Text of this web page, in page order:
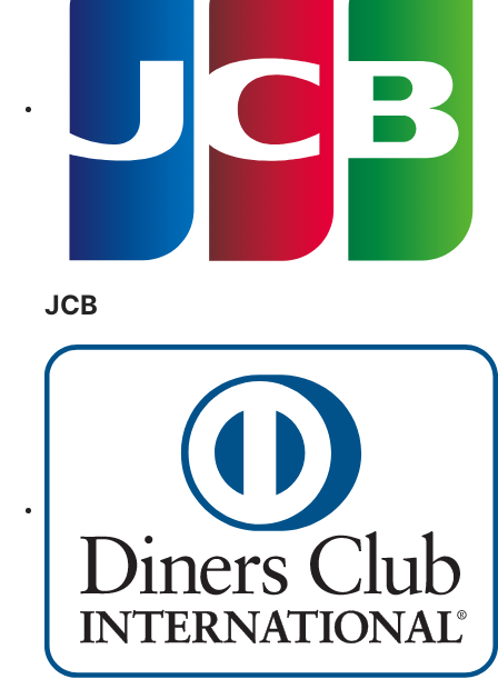
JCB